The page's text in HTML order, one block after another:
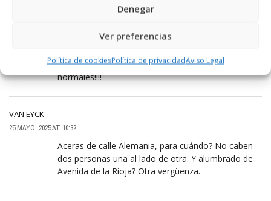
Denegar
Ver preferencias
Política de cookiesPolítica de privacidadAviso Legal
Revisen por favor algunos badenes. No son
normales!!!!
VAN EYCK
25 MAYO, 2025 AT 10:32
Aceras de calle Alemania, para cuándo? No caben
dos personas una al lado de otra. Y alumbrado de
Avenida de la Rioja? Otra vergüenza.